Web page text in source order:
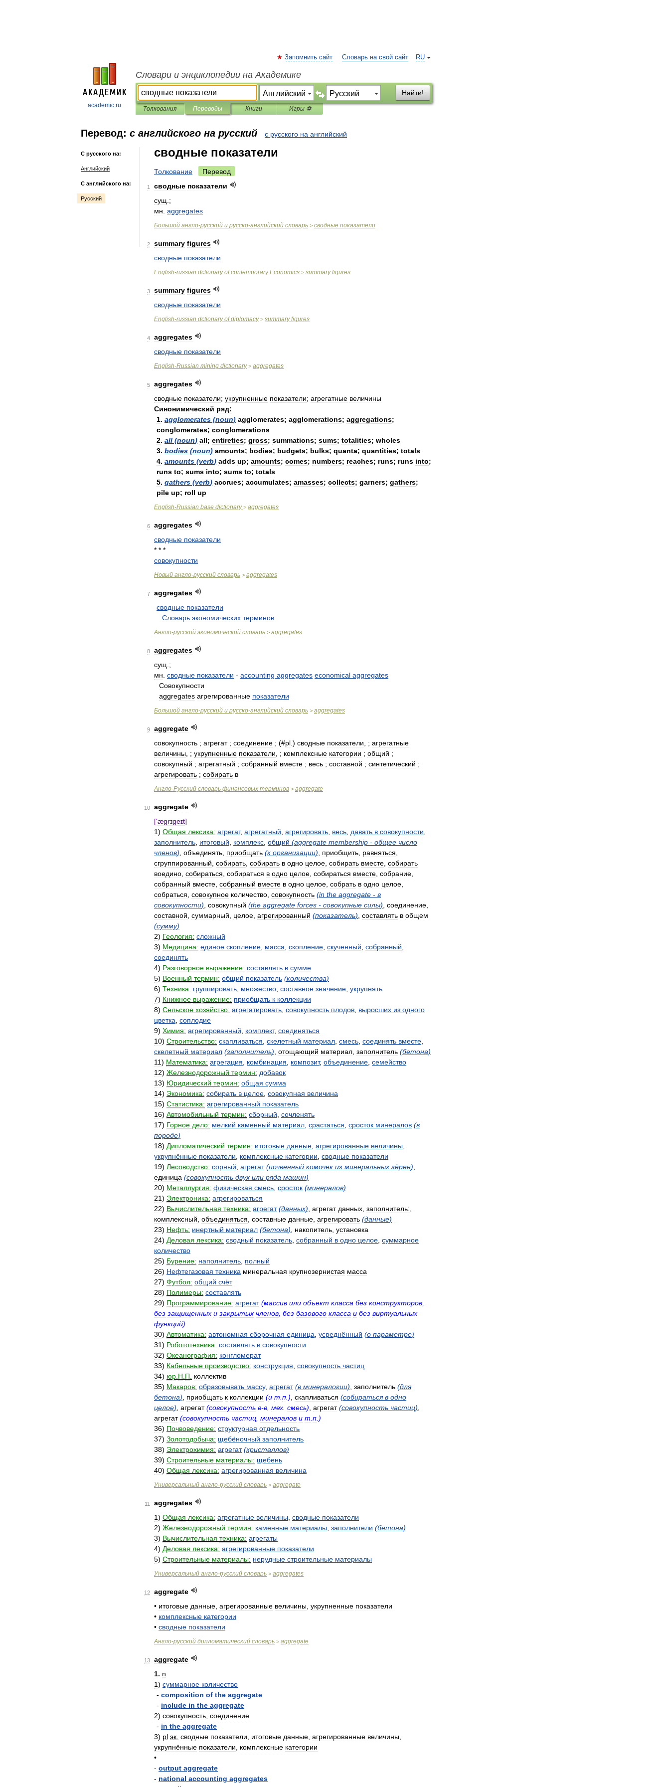
academic.ru
RU
Запомнить сайт Словарь на свой сайт
Словари и энциклопедии на Академике
Найти!
Толкования Переводы Книги Игры ⚽
Перевод: с английского на русский с русского на английский
С русского на:
Английский
С английского на:
Русский
сводные показатели
Толкование Перевод
1 сводные показатели
сущ .;
мн aggregates
Большой англо-русский и русско-английский словарь > сводные показатели
2 summary figures
сводные показатели
English-russian dctionary of contemporary Economics > summary figures
3 summary figures
сводные показатели
English-russian dctionary of diplomacy> summary figures
4
aggregates
сводные показатели
English-Russian mining dictionary> aggregates
5
aggregates
сводные показатели; укрупненные показатели; агрегатные величины
Синонимический ряд:
1. agglomerates (noun) agglomerates; agglomerations; aggregations;
conglomerates; conglomerations
2. all (noun) all; entireties; gross; summations; sums; totalities; wholes
3. bodies (noun) amounts; bodies; budgets; bulks; quanta; quantities; totals
4. amounts (verb) adds up; amounts; comes; numbers; reaches; runs; runs into;
runs to; sums into; sums to; totals
5. gathers (verb) accrues; accumulates; amasses; collects; garners; gathers;
pile up; roll up
English-Russian base dictionary > aggregates
6
aggregates
сводные показатели
* * *
совокупности
Новый англо-русский словарь > aggregates
7
aggregates
сводные показатели
Словарь экономических терминов
Англо-русский экономический словарь > aggregates
8
aggregates
сущ .;
мн сводные показатели - accounting aggregates economical aggregates
Совокупности
aggregates агрегированные показатели
Большой англо-русский и русско-английский словарь > aggregates
9
aggregate
совокупность ; агрегат; соединение ; (#pl .) сводные показатели , ; агрегатные
величины , ; укрупненные показатели , ; комплексные категории ; общий ;
совокупный ; агрегатный ; собранный вместе ; весь ; составной ; синтетический ;
агрегировать ; собирать в
Англо-Русский словарь финансовых терминов > aggregate
10
aggregate
['ægrɪgeɪt]
1) Общая лексика: агрегат, агрегатный агрегировать весь давать в совокупности
заполнитель итоговый комплекс общий (aggregate membership - общее число
членов) объединять приобщать (к организации) приобщить равняться
сгруппированный собирать собирать в одно целое собирать вместе собирать
воедино собираться собираться в одно целое собираться вместе собрание
собранный вместе собранный вместе в одно целое собрать в одно целое
собраться совокупное количество совокупность (in the aggregate - в
совокупности) совокупный (the aggregate forces - совокупные силы) соединение
составной суммарный целое агрегированный (показатель) составлять в общем
(сумму)
2) Геология: сложный
3) Медицина: единое скопление масса скопление скученный собранный
соединять
4) Разговорное выражение: составлять в сумме
5) Военный термин: общий показатель (количества)
6) Техника: группировать множество составное значение укрупнять
7) Книжное выражение: приобщать к коллекции
8) Сельское хозяйство: агрегатировать совокупность плодов выросших из одного
цветка соплодие
9) Химия: агрегированный комплект, соединяться
10) Строительство: скапливаться скелетный материал смесь соединять вместе
скелетный материал (заполнитель) отощающий материал заполнитель (бетона)
11) Математика: агрегация комбинация композит, объединение семейство
12) Железнодорожный термин: добавок
13) Юридический термин: общая сумма
14) Экономика: собирать в целое совокупная величина
15) Статистика: агрегированный показатель
16) Автомобильный термин: сборный сочленять
17) Горное дело: мелкий каменный материал срастаться сросток минералов (в
породе)
18) Дипломатический термин: итоговые данные агрегированные величины
укрупнённые показатели комплексные категории сводные показатели
19) Лесоводство: сорный агрегат (почвенный комочек из минеральных зёрен)
единица (совокупность двух или ряда машин)
20) Металлургия: физическая смесь сросток (минералов)
21) Электроника: агрегироваться
22) Вычислительная техника: агрегат (данных) агрегат данных заполнитель:
комплексный объединяться составные данные агрегировать (данные)
23) Нефть: инертный материал (бетона) накопитель установка
24) Деловая лексика: сводный показатель собранный в одно целое суммарное
количество
25) Бурение: наполнитель полный
26) Нефтегазовая техника минеральная крупнозернистая масса
27) Футбол: общий счёт
28) Полимеры: составлять
29) Программирование: агрегат (массив или объект класса без конструкторов
без защищенных и закрытых членов без базового класса и без виртуальных
функций)
30) Автоматика: автономная сборочная единица усреднённый (о параметре)
31) Робототехника: составлять в совокупности
32) Океанография: конгломерат
33) Кабельные производство: конструкция совокупность частиц
34) юр Н П
коллектив
35) Макаров: образовывать массу, агрегат (в минералогии) заполнитель (для
бетона) приобщать к коллекции (и т п .) скапливаться (собираться в одно
целое) агрегат (совокупность в-в мех смесь) агрегат (совокупность частиц)
агрегат (совокупность частиц минералов и т п .)
36) Почвоведение: структурная отдельность
37) Золотодобыча: щебёночный заполнитель
38) Электрохимия: агрегат (кристаллов)
39) Строительные материалы: щебень
40) Общая лексика: агрегированная величина
Универсальный англо-русский словарь > aggregate
11
aggregates
1) Общая лексика: агрегатные величины сводные показатели
2) Железнодорожный термин: каменные материалы заполнители (бетона)
3) Вычислительная техника: агрегаты
4) Деловая лексика: агрегированные показатели
5) Строительные материалы: нерудные строительные материалы
Универсальный англо-русский словарь > aggregates
12
aggregate
• итоговые данные агрегированные величины укрупненные показатели
• комплексные категории
• сводные показатели
Англо-русский дипломатический словарь > aggregate
13
aggregate
1. n
1) суммарное количество
- composition of the aggregate
- include in the aggregate
2) совокупность соединение
- in the aggregate
3) pl эк сводные показатели итоговые данные агрегированные величины
укрупнённые показатели комплексные категории
•
- output aggregate
- national accounting aggregates